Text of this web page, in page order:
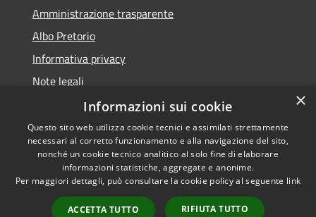
Amministrazione trasparente
Albo Pretorio
Informativa privacy
Note legali
Dichiarazione di accessibilità
RSS
Copyright © 2026 • Comune di
Municipium• Accesso
×
Informazioni sui cookie
Questo sito web utilizza cookie tecnici e assimilati strettamente
necessari al corretto funzionamento e alla navigazione del sito,
nonché un cookie tecnico analitico al solo fine di elaborare
informazioni statistiche, aggregate e anonime.
Per maggiori dettagli, può consultare la cookie policy al seguente link
ACCETTA TUTTO RIFIUTA TUTTO